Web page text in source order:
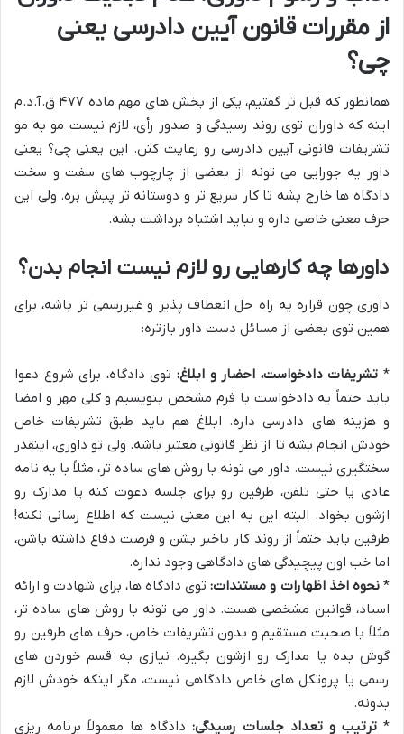
از مقررات قانون آیین دادرسی یعنی
چی؟
همانطور که قبل تر گفتیم، یکی از بخش های مهم ماده ۴۷۷ ق.آ.د.م
اینه که داوران توی روند رسیدگی و صدور رأی، لازم نیست مو به مو
تشریفات قانونی آیین دادرسی رو رعایت کنن. این یعنی چی؟ یعنی
داور یه جورایی می تونه از بعضی از چارچوب های سفت و سخت
دادگاه ها خارج بشه تا کار سریع تر و دوستانه تر پیش بره. ولی این
حرف معنی خاصی داره و نباید اشتباه برداشت بشه.
داورها چه کارهایی رو لازم نیست انجام بدن؟
داوری چون قراره یه راه حل انعطاف پذیر و غیررسمی تر باشه، برای
همین توی بعضی از مسائل دست داور بازتره:
* تشریفات دادخواست، احضار و ابلاغ: توی دادگاه، برای شروع دعوا
باید حتماً یه دادخواست با فرم مشخص بنویسیم و کلی مهر و امضا
و هزینه های دادرسی داره. ابلاغ هم باید طبق تشریفات خاص
خودش انجام بشه تا از نظر قانونی معتبر باشه. ولی تو داوری، اینقدر
سختگیری نیست. داور می تونه با روش های ساده تر، مثلاً با یه نامه
عادی یا حتی تلفن، طرفین رو برای جلسه دعوت کنه یا مدارک رو
ازشون بخواد. البته این به این معنی نیست که اطلاع رسانی نکنه!
طرفین باید حتماً از روند کار باخبر بشن و فرصت دفاع داشته باشن،
اما خب اون پیچیدگی های دادگاهی وجود نداره.
*نحوه اخذ اظهارات و مستندات:توی دادگاه ها، برای شهادت و ارائه
اسناد، قوانین مشخصی هست. داور می تونه با روش های ساده تر،
مثلاً با صحبت مستقیم و بدون تشریفات خاص، حرف های طرفین رو
گوش بده یا مدارک رو ازشون بگیره. نیازی به قسم خوردن های
رسمی یا پروتکل های خاص دادگاهی نیست، مگر اینکه خودش لازم
بدونه.
* ترتیب و تعداد جلسات رسیدگی: دادگاه ها معمولاً برنامه ریزی